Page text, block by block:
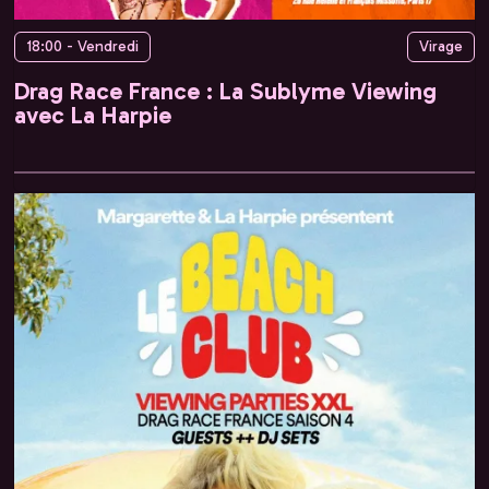
18:00 - Vendredi Virage
Drag Race France : La Sublyme Viewing
avec La Harpie